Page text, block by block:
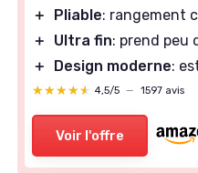
＋
Pliable: rangement
＋
Ultra fin: prend peu
＋
Design moderne:
★★★★★
★★★★★ 4,5/5 — 1597 avis
Voir l'offre